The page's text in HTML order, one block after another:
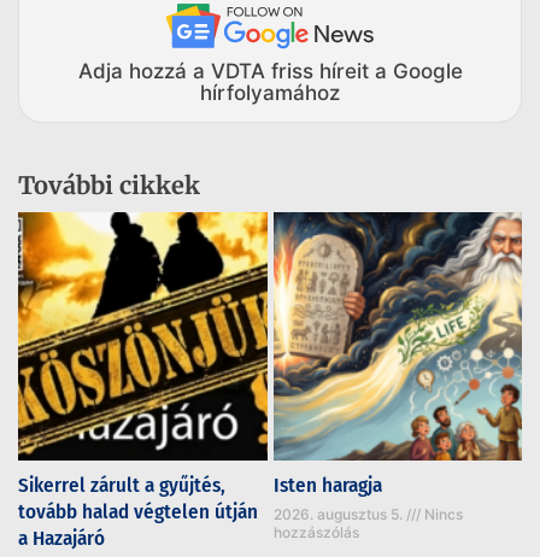
Adja hozzá a VDTA friss híreit a Google
hírfolyamához
További cikkek
Sikerrel zárult a gyűjtés,
tovább halad végtelen útján
a Hazajáró
Isten haragja
2026. augusztus 5.
Nincs
hozzászólás